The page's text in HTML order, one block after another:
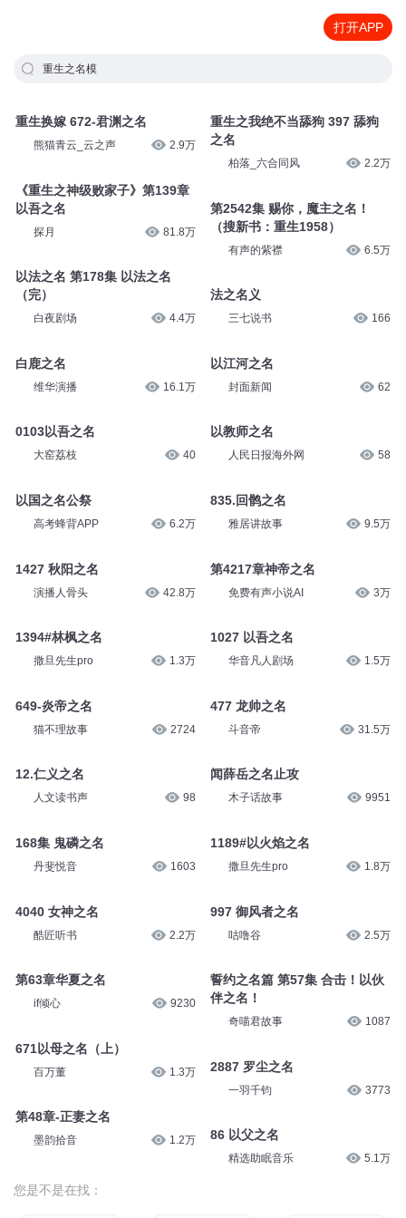
打开APP
重生之名模
重生换嫁 672-君渊之名
熊猫青云_云之声 2.9万
《重生之神级败家子》第139章
以吾之名
探月 81.8万
以法之名 第178集 以法之名
（完）
白夜剧场 4.4万
白鹿之名
维华演播 16.1万
0103以吾之名
大窑荔枝 40
以国之名公祭
高考蜂背APP 6.2万
1427 秋阳之名
演播人骨头 42.8万
1394#林枫之名
撒旦先生pro 1.3万
649-炎帝之名
猫不理故事 2724
12.仁义之名
人文读书声 98
168集 鬼磷之名
丹斐悦音 1603
4040 女神之名
酷匠听书 2.2万
第63章华夏之名
if倾心 9230
671以母之名（上）
百万董 1.3万
第48章-正妻之名
墨韵拾音 1.2万
重生之我绝不当舔狗 397 舔狗
之名
柏落_六合同风 2.2万
第2542集 赐你，魔主之名！
（搜新书：重生1958）
有声的紫襟 6.5万
法之名义
三七说书 166
以江河之名
封面新闻 62
以教师之名
人民日报海外网 58
835.回鹘之名
雅居讲故事 9.5万
第4217章神帝之名
免费有声小说AI 3万
1027 以吾之名
华音凡人剧场 1.5万
477 龙帅之名
斗音帝 31.5万
闻薛岳之名止攻
木子话故事 9951
1189#以火焰之名
撒旦先生pro 1.8万
997 御风者之名
咕噜谷 2.5万
誓约之名篇 第57集 合击！以伙
伴之名！
奇喵君故事 1087
2887 罗尘之名
一羽千钧 3773
86 以父之名
精选助眠音乐 5.1万
您是不是在找：